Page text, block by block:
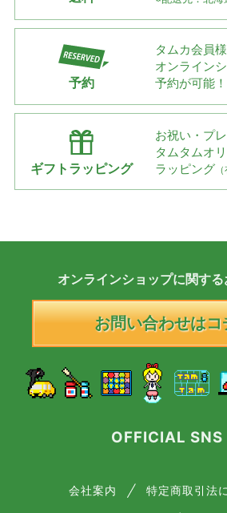
予約
タムカ会員
オンライン
予約が可能！
ギフトラッピング
お祝い・プ
タムタムオ
ラッピング
オンラインショップに関する
お問い合わせはコ
OFFICIAL SNS
会社案内 特定商取引法